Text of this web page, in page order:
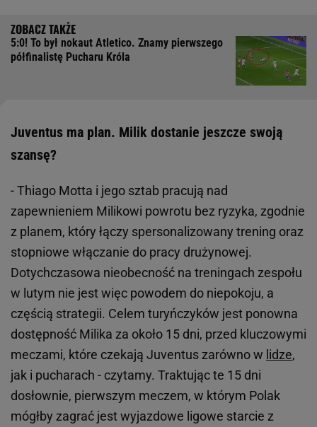
5:0! To był nokaut Atletico. Znamy pierwszego
półfinalistę Pucharu Króla
Juventus ma plan. Milik dostanie jeszcze swoją
szansę?
- Thiago Motta i jego sztab pracują nad
zapewnieniem Milikowi powrotu bez ryzyka, zgodnie
z planem, który łączy spersonalizowany trening oraz
stopniowe włączanie do pracy drużynowej.
Dotychczasowa nieobecność na treningach zespołu
w lutym nie jest więc powodem do niepokoju, a
częścią strategii. Celem turyńczyków jest ponowna
dostępność Milika za około 15 dni, przed kluczowymi
meczami, które czekają Juventus zarówno w lidze,
jak i pucharach - czytamy. Traktując te 15 dni
dosłownie, pierwszym meczem, w którym Polak
mógłby zagrać jest wyjazdowe ligowe starcie z